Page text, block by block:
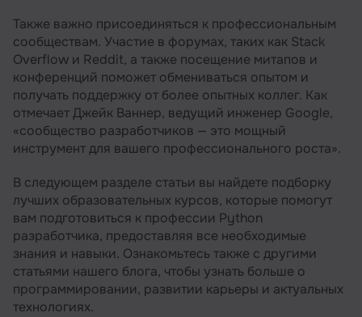
Также важно присоединяться к профессиональным
сообществам. Участие в форумах, таких как Stack
Overflow и Reddit, а также посещение митапов и
конференций поможет обмениваться опытом и
получать поддержку от более опытных коллег. Как
отмечает Джейк Ваннер, ведущий инженер Google,
«сообщество разработчиков — это мощный
инструмент для вашего профессионального роста».
В следующем разделе статьи вы найдете подборку
лучших образовательных курсов, которые помогут
вам подготовиться к профессии Python
разработчика, предоставляя все необходимые
знания и навыки. Ознакомьтесь также с другими
статьями нашего блога, чтобы узнать больше о
программировании, развитии карьеры и актуальных
технологиях.